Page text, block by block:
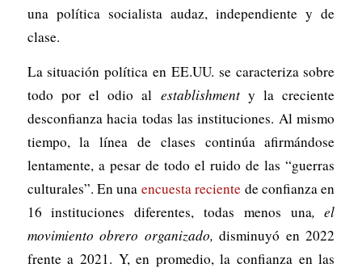
una política socialista audaz, independiente y de
clase.
La situación política en EE.UU. se caracteriza sobre
todo por el odio al establishmenty la creciente
desconfianza hacia todas las instituciones. Al mismo
tiempo, la línea de clases continúa afirmándose
lentamente, a pesar de todo el ruido de las “guerras
culturales”. En una encuesta reciente de confianza en
16 instituciones diferentes, todas menos una, el
movimiento obrero organizado,disminuyó en 2022
frente a 2021. Y, en promedio, la confianza en las